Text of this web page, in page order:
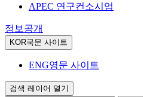
APEC 연구컨소시엄
정보공개
KOR국문 사이트
ENG영문 사이트
검색 레이어 열기